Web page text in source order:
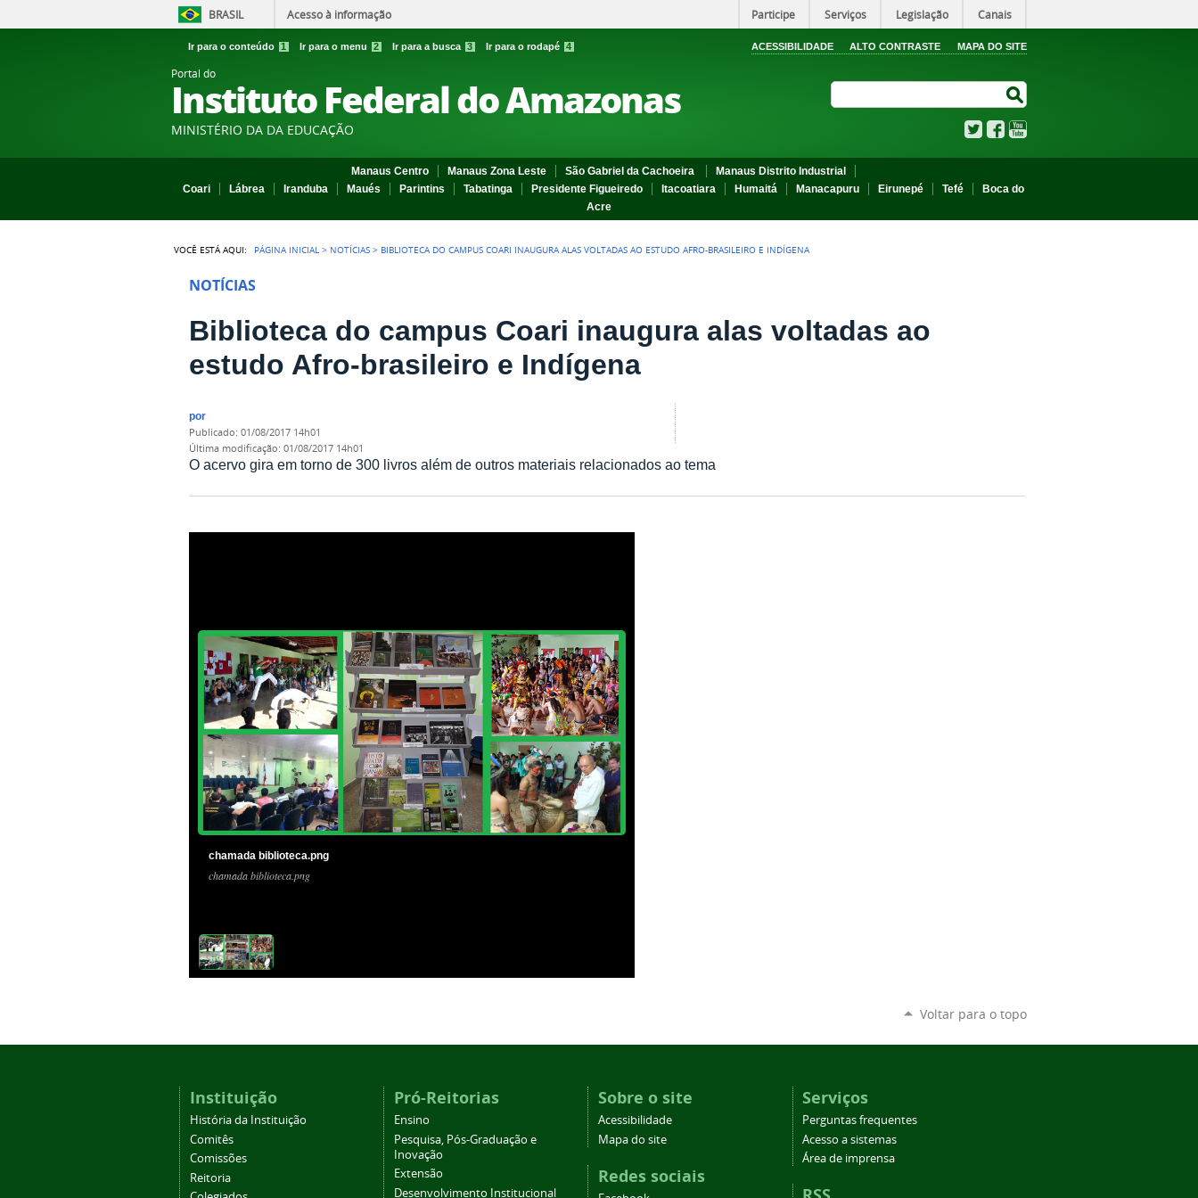
BRASIL Acesso à informação Participe Serviços Legislação Canais
Ir para o conteúdo 1 Ir para o menu 2 Ir para a busca 3 Ir para o rodapé 4 ACESSIBILIDADE ALTO CONTRASTE MAPA DO SITE
Portal do
Instituto Federal do Amazonas
MINISTÉRIO DA DA EDUCAÇÃO TwitterFacebook
Manaus Centro Manaus Zona Leste São Gabriel da Cachoeira
Manaus Distrito Industrial
Coari
Lábrea Iranduba Maués Parintins Tabatinga Presidente Figueiredo Itacoatiara Humaitá Manacapuru Eirunepé Tefé
Boca do
Acre
VOCÊ ESTÁ AQUI: PÁGINA INICIAL > NOTÍCIAS > BIBLIOTECA DO CAMPUS COARI INAUGURA ALAS VOLTADAS AO ESTUDO AFRO-BRASILEIRO E INDÍGENA
NOTÍCIAS
Biblioteca do campus Coari inaugura alas voltadas ao
estudo Afro-brasileiro e Indígena
por
publicado: 01/08/2017 14h01
última modificação: 01/08/2017 14h01
O acervo gira em torno de 300 livros além de outros materiais relacionados ao tema
chamada biblioteca.png
chamada biblioteca.png
Voltar para o topo
Instituição
História da Instituição
Comitês
Comissões
Reitoria
Pró-Reitorias
Ensino
Pesquisa, Pós-Graduação e
Inovação
Extensão
Desenvolvimento Institucional
Sobre o site
Acessibilidade
Mapa do site
Redes sociais
Serviços
Perguntas frequentes
Acesso a sistemas
Área de imprensa